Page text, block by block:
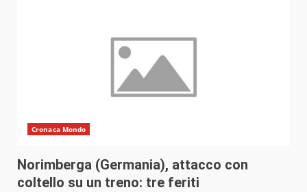
Cronaca Mondo
Norimberga (Germania), attacco con
coltello su un treno: tre feriti